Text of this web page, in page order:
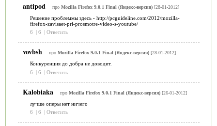
antipod про Mozilla Firefox 9.0.1 Final (Яндекс-версия)[28-01-2012]
Решение проблеммы здесь - http://pcguideline.com/2012/mozilla-
firefox-zavisaet-pri-prosmotre-video-s-youtube/
6
| 6 | Ответить
vovbsh про Mozilla Firefox 9.0.1 Final (Яндекс-версия)[28-01-2012]
Конкуренция до добра не доводит.
6
| 6 | Ответить
Kalobiaka про Mozilla Firefox 9.0.1 Final (Яндекс-версия)[26-01-2012]
лучше оперы нет ничего
6
| 6 | Ответить